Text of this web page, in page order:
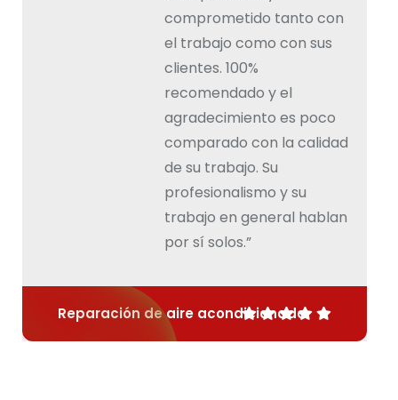
comprometido tanto con
el trabajo como con sus
clientes. 100%
recomendado y el
agradecimiento es poco
comparado con la calidad
de su trabajo. Su
profesionalismo y su
trabajo en general hablan
por sí solos.”
Reparación de aire acondicionado